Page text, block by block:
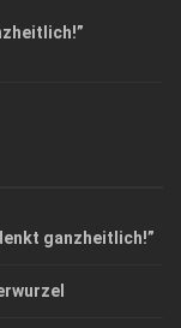
ganzheitlich!”